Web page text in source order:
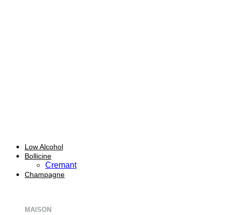
Low Alcohol
Bollicine
Cremant
Champagne
MAISON